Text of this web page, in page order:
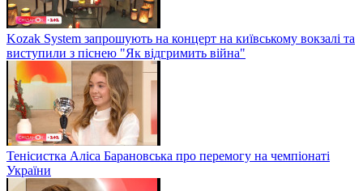
Kozak System запрошують на концерт на київському вокзалі та
виступили з піснею "Як відгримить війна"
Тенісистка Аліса Барановська про перемогу на чемпіонаті
України